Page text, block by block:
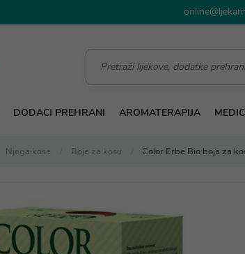
DODACI PREHRANI AROMATERAPIJA
Njega kose Boje za kosu Color Erbe Bio boja za